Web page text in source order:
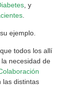
, y
ejemplo.
todos los allí
necesidad de
las distintas